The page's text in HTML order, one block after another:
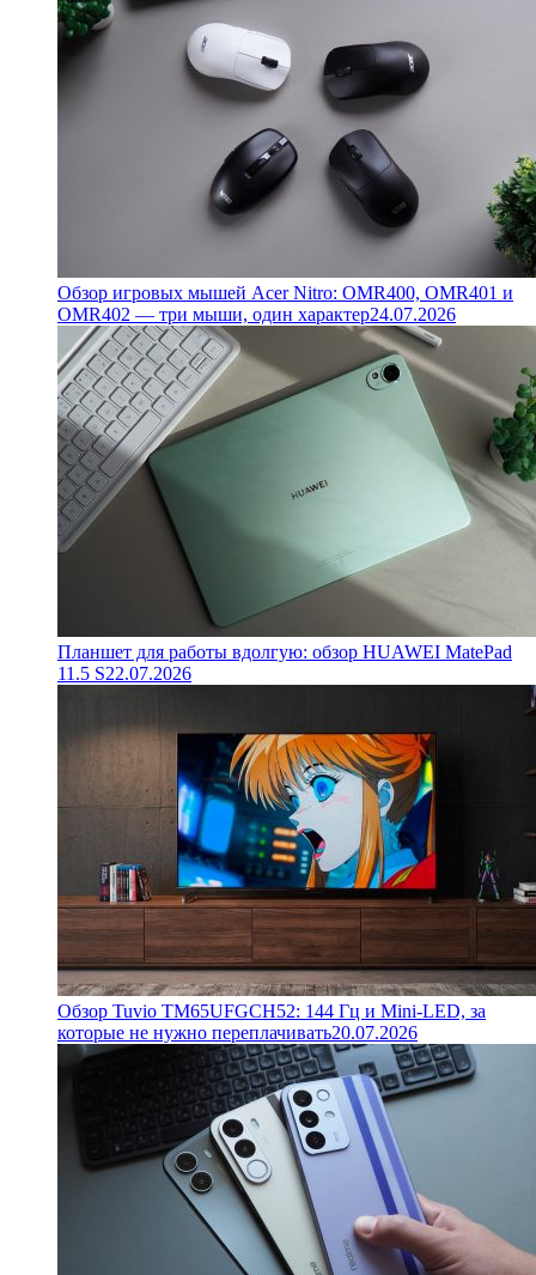
Обзор игровых мышей Acer Nitro: OMR400, OMR401 и
OMR402 — три мыши, один характер24.07.2026
Планшет для работы вдолгую: обзор HUAWEI MatePad
11.5 S22.07.2026
Обзор Tuvio TM65UFGCH52: 144 Гц и Mini-LED, за
которые не нужно переплачивать20.07.2026